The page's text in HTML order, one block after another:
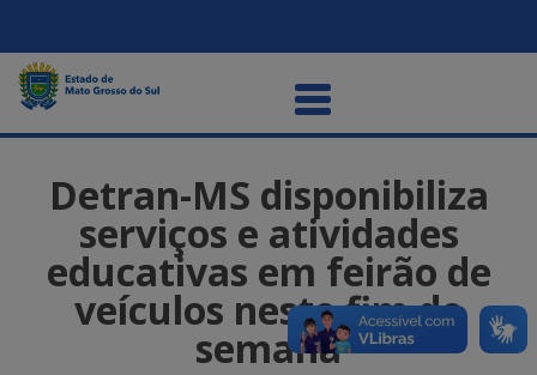
Detran-MS disponibiliza
serviços e atividades
educativas em feirão de
veículos neste fim de
semana